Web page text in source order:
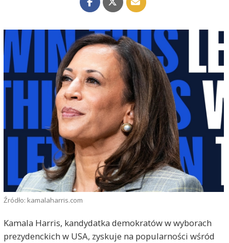
Źródło: kamalaharris.com
Kamala Harris, kandydatka demokratów w wyborach
prezydenckich w USA, zyskuje na popularności wśród